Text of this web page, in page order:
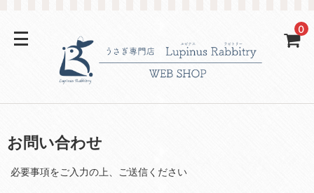
0
お問い合わせ
必要事項をご入力の上、ご送信ください